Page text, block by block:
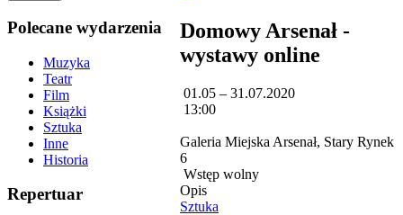
Polecane wydarzenia
Muzyka
Teatr
Film
Książki
Sztuka
Inne
Historia
Repertuar
Domowy Arsenał -
wystawy online
01.05 – 31.07.2020
13:00
Galeria Miejska Arsenał, Stary Rynek
6
Wstęp wolny
Opis
Sztuka